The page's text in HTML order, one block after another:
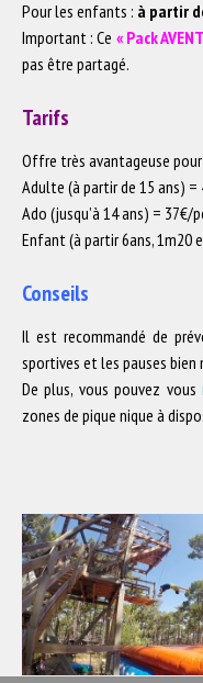
Pour les enfants : à partir
Important : Ce « Pack
pas être partagé.
Tarifs
Offre très avantageuse pour
Adulte (à partir de 15 ans)
Ado (jusqu’à 14 ans) = 37€/
Enfant (à partir 6ans, 1m20
Conseils
Il est recommandé de
sportives et les pauses bien
De plus, vous pouvez vous
zones de pique nique à